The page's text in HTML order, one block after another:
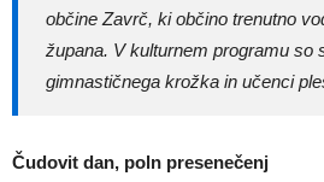
občine Zavrč, ki občino trenutno
župana. V kulturnem programu so
gimnastičnega krožka in učenci
Čudovit dan, poln presenečenj